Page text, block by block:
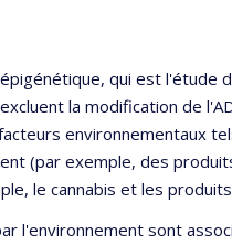
qui est l'étude
la modification de
environnementaux
(par exemple, des
le cannabis et les
l'environnement sont